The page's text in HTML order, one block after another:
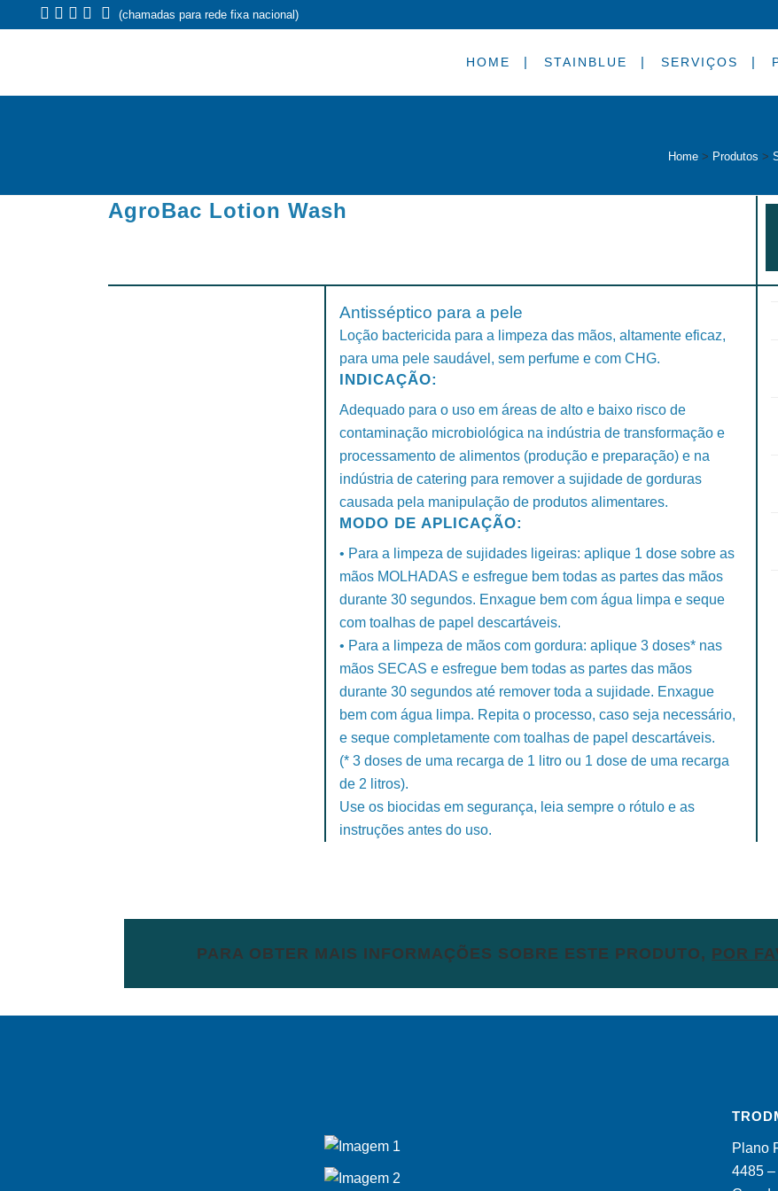
(chamadas para rede fixa nacional)
HOME STAINBLUE SERVIÇOS
Home > Produtos >
AgroBac Lotion Wash
Antisséptico para a pele
Loção bactericida para a limpeza das mãos, altamente eficaz,
para uma pele saudável, sem perfume e com CHG.
INDICAÇÃO:
Adequado para o uso em áreas de alto e baixo risco de
contaminação microbiológica na indústria de transformação e
processamento de alimentos (produção e preparação) e na
indústria de catering para remover a sujidade de gorduras
causada pela manipulação de produtos alimentares.
MODO DE APLICAÇÃO:
• Para a limpeza de sujidades ligeiras: aplique 1 dose sobre as
mãos MOLHADAS e esfregue bem todas as partes das mãos
durante 30 segundos. Enxague bem com água limpa e seque
com toalhas de papel descartáveis.
• Para a limpeza de mãos com gordura: aplique 3 doses* nas
mãos SECAS e esfregue bem todas as partes das mãos
durante 30 segundos até remover toda a sujidade. Enxague
bem com água limpa. Repita o processo, caso seja necessário,
e seque completamente com toalhas de papel descartáveis.
(* 3 doses de uma recarga de 1 litro ou 1 dose de uma recarga
de 2 litros).
Use os biocidas em segurança, leia sempre o rótulo e as
instruções antes do uso.
PARA OBTER MAIS INFORMAÇÕES SOBRE ESTE PRODUTO, POR
Plano
4485